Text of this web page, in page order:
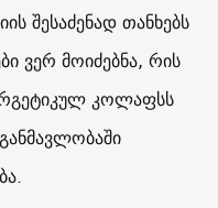
შესაძენად თანხებს
ვერ მოიძებნა, რის
კოლაფსს